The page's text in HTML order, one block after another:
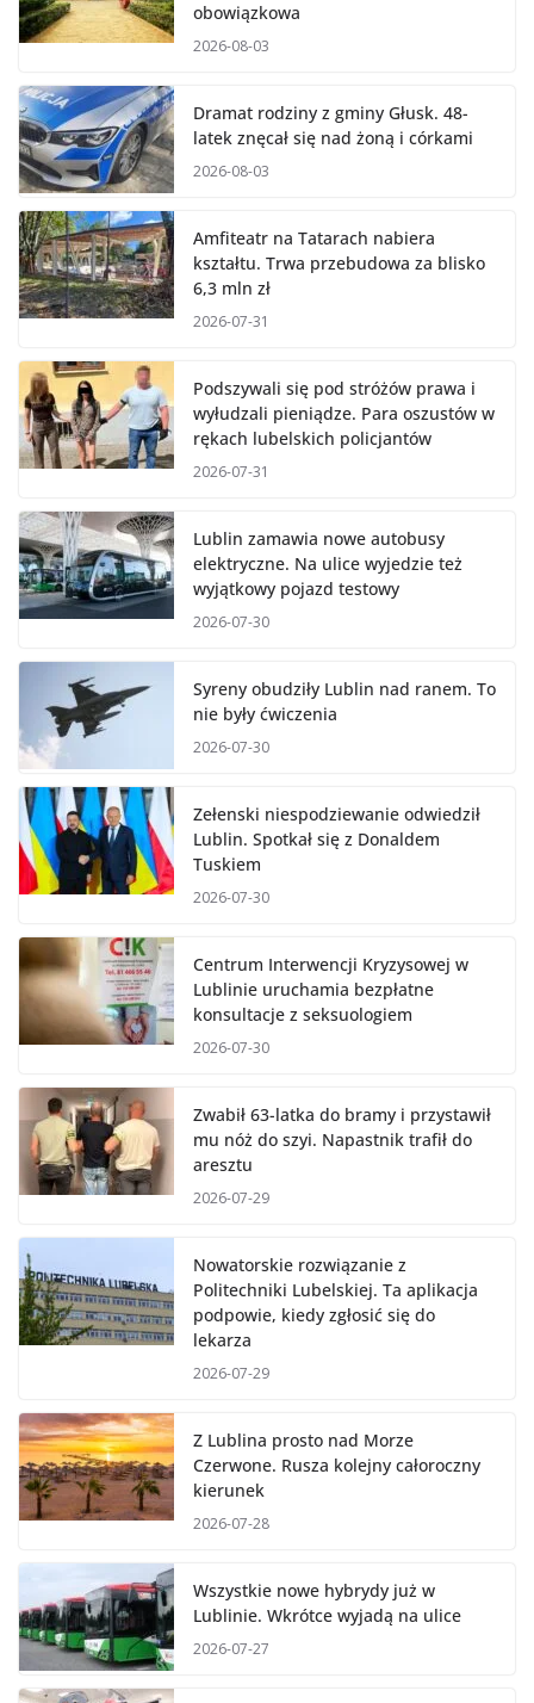
obowiązkowa
2026-08-03
Dramat rodziny z gminy Głusk. 48-
latek znęcał się nad żoną i córkami
2026-08-03
Amfiteatr na Tatarach nabiera
kształtu. Trwa przebudowa za blisko
6,3 mln zł
2026-07-31
Podszywali się pod stróżów prawa i
wyłudzali pieniądze. Para oszustów w
rękach lubelskich policjantów
2026-07-31
Lublin zamawia nowe autobusy
elektryczne. Na ulice wyjedzie też
wyjątkowy pojazd testowy
2026-07-30
Syreny obudziły Lublin nad ranem. To
nie były ćwiczenia
2026-07-30
Zełenski niespodziewanie odwiedził
Lublin. Spotkał się z Donaldem
Tuskiem
2026-07-30
Centrum Interwencji Kryzysowej w
Lublinie uruchamia bezpłatne
konsultacje z seksuologiem
2026-07-30
Zwabił 63-latka do bramy i przystawił
mu nóż do szyi. Napastnik trafił do
aresztu
2026-07-29
Nowatorskie rozwiązanie z
Politechniki Lubelskiej. Ta aplikacja
podpowie, kiedy zgłosić się do
lekarza
2026-07-29
Z Lublina prosto nad Morze
Czerwone. Rusza kolejny całoroczny
kierunek
2026-07-28
Wszystkie nowe hybrydy już w
Lublinie. Wkrótce wyjadą na ulice
2026-07-27